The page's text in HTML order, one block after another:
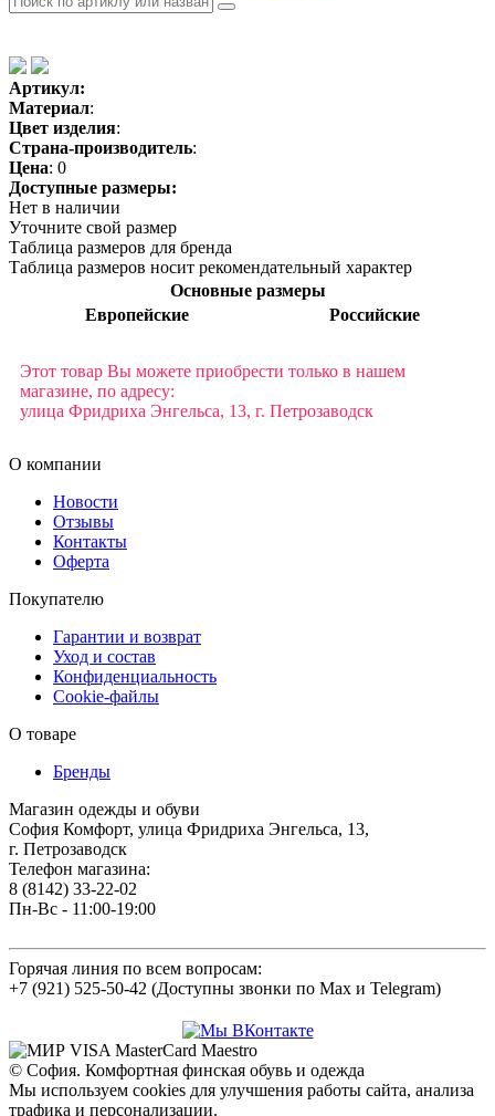
Артикул:
Материал:
Цвет изделия:
Страна-производитель:
Цена: 0
Доступные размеры:
Нет в наличии
Уточните свой размер
Таблица размеров для бренда
Таблица размеров носит рекомендательный характер
Основные размеры
Европейские
Российские
Этот товар Вы можете приобрести только в нашем
магазине, по адресу:
улица Фридриха Энгельса, 13, г. Петрозаводск
О компании
Новости
Отзывы
Контакты
Оферта
Покупателю
Гарантии и возврат
Уход и состав
Конфиденциальность
Cookie-файлы
О товаре
Бренды
Магазин одежды и обуви
София Комфорт, улица Фридриха Энгельса, 13,
г. Петрозаводск
Телефон магазина:
8 (8142) 33-22-02
Пн-Вс - 11:00-19:00
Горячая линия по всем вопросам:
+7 (921) 525-50-42 (Доступны звонки по Max и Telegram)
© София. Комфортная финская обувь и одежда
Мы используем cookies для улучшения работы сайта, анализа
трафика и персонализации.